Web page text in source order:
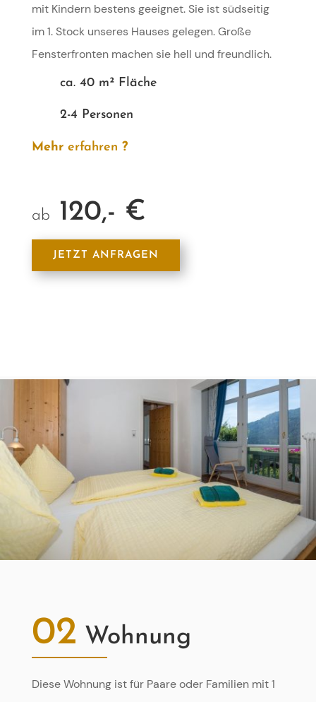
mit Kindern bestens geeignet. Sie ist südseitig
im 1. Stock unseres Hauses gelegen. Große
Fensterfronten machen sie hell und freundlich.
ca. 40 m² Fläche
2-4 Personen
Mehrerfahren ?
ab 120,- €
JETZT ANFRAGEN
02 Wohnung
Diese Wohnung ist für Paare oder Familien mit 1